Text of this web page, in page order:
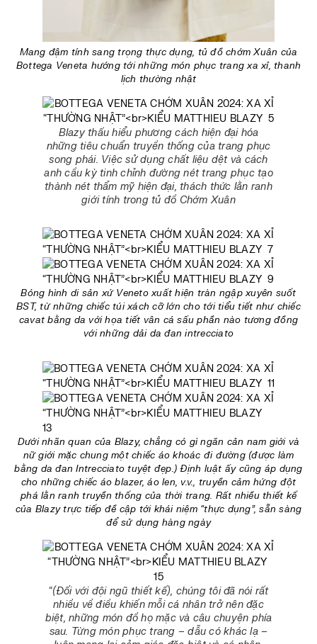
Mang đậm tính sang trọng thực dụng, tủ đồ chớm Xuân của
Bottega Veneta hướng tới những món phục trang xa xỉ, thanh
lịch thường nhật
Blazy thấu hiểu phương cách hiện đại hóa
những tiêu chuẩn truyền thống của trang phục
song phái. Việc sử dụng chất liệu dệt và cách
anh cầu kỳ tinh chỉnh đường nét trang phục tạo
thành nét thẩm mỹ hiện đại, thách thức lằn ranh
giới tính trong tủ đồ Chớm Xuân
Bóng hình di sản xứ Veneto xuất hiện tràn ngập xuyên suốt
BST, từ những chiếc túi xách cỡ lớn cho tới tiểu tiết như chiếc
cavat bằng da với họa tiết vân cá sấu phần nào tương đồng
với những dải da đan intrecciato
Dưới nhãn quan của Blazy, chẳng có gì ngăn cản nam giới và
nữ giới mặc chung một chiếc áo khoác đi đường (được làm
bằng da đan Intrecciato tuyệt đẹp.) Định luật ấy cũng áp dụng
cho những chiếc áo blazer, áo len, v.v., truyền cảm hứng đột
phá lằn ranh truyền thống của thời trang. Rất nhiều thiết kế
của Blazy trực tiếp đề cập tới khái niệm “thực dụng”, sẵn sàng
để sử dụng hàng ngày
“(Đối với đội ngũ thiết kế), chúng tôi đã nói rất
nhiều về điều khiến mỗi cá nhân trở nên đặc
biệt, những món đồ họ mặc và câu chuyện phía
sau. Từng món phục trang – dẫu có khác lạ –